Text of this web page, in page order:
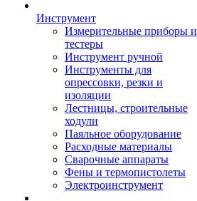
Инструмент
Измерительные приборы и
тестеры
Инструмент ручной
Инструменты для
опрессовки, резки и
изоляции
Лестницы, строительные
ходули
Паяльное оборудование
Расходные материалы
Сварочные аппараты
Фены и термопистолеты
Электроинструмент